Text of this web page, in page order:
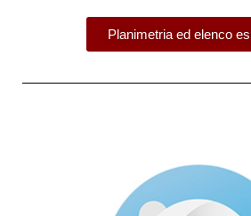
Planimetria ed elenco